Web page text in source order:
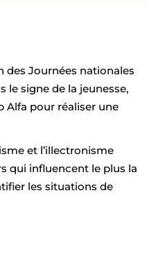
des Journées nationales
le signe de la jeunesse,
Alfa pour réaliser une
et l’illectronisme
qui influencent le plus la
les situations de